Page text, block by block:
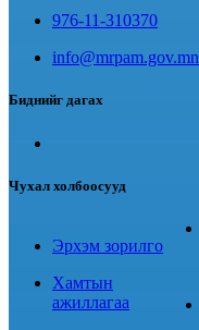
976-11-310370
info@mrpam.gov.mn
Биднийг дагах
Чухал холбоосууд
Эрхэм зорилго
Хамтын
ажиллагаа